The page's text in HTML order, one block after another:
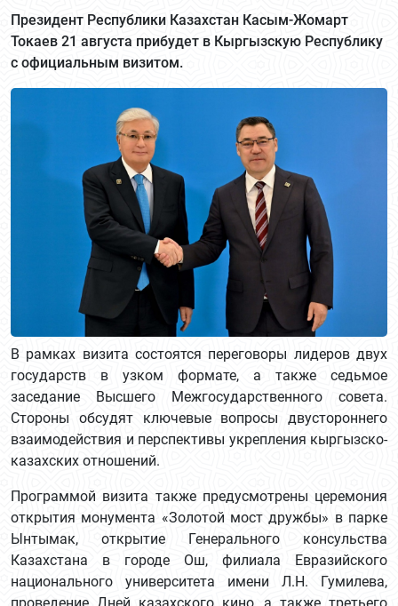
Президент Республики Казахстан Касым-Жомарт
Токаев 21 августа прибудет в Кыргызскую Республику
с официальным визитом.
В рамках визита состоятся переговоры лидеров двух
государств в узком формате, а также седьмое
заседание Высшего Межгосударственного совета.
Стороны обсудят ключевые вопросы двустороннего
взаимодействия и перспективы укрепления кыргызско-
казахских отношений.
Программой визита также предусмотрены церемония
открытия монумента «Золотой мост дружбы» в парке
Ынтымак, открытие Генерального консульства
Казахстана в городе Ош, филиала Евразийского
национального университета имени Л.Н. Гумилева,